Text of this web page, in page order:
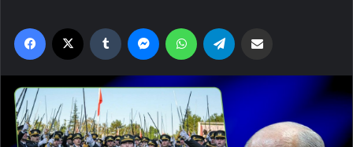
Facebook Tumblr MessengerWhatsApp